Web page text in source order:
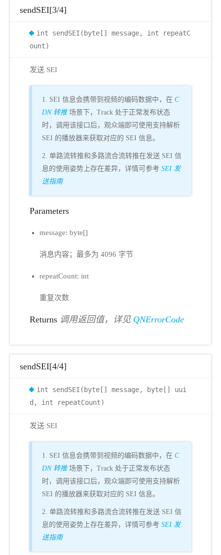
sendSEI[3/4]
int sendSEI(byte[] message, int repeatC
ount)
发送 SEI
1. SEI 信息会携带到视频的编码数据中，在 C
DN 转推场景下，Track 处于正常发布状态
时，调用该接口后，观众端即可使用支持解析
SEI 的播放器来获取对应的 SEI 信息。
2. 单路流转推和多路流合流转推在发送 SEI 信
息的使用姿势上存在差异，详情可参考 SEI 发
送指南
Parameters
message: byte[]
消息内容；最多为 4096 字节
repeatCount: int
重复次数
Returns 调用返回值，详见 QNErrorCode
sendSEI[4/4]
int sendSEI(byte[] message, byte[] uui
d, int repeatCount)
发送 SEI
1. SEI 信息会携带到视频的编码数据中，在 C
DN 转推场景下，Track 处于正常发布状态
时，调用该接口后，观众端即可使用支持解析
SEI 的播放器来获取对应的 SEI 信息。
2. 单路流转推和多路流合流转推在发送 SEI 信
息的使用姿势上存在差异，详情可参考 SEI 发
送指南